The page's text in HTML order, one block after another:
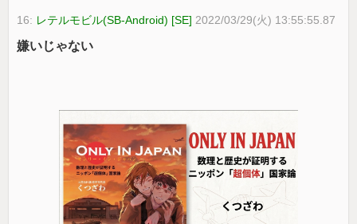
16: レテルモビル(SB-Android) [SE] 2022/03/29(火) 13:55:55.87
嫌いじゃない